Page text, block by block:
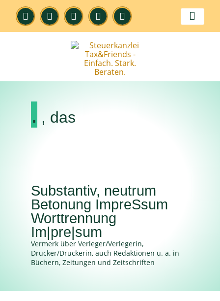
. , das
Substantiv, neutrum
Betonung ImpreSsum
Worttrennung
Im|pre|sum
Vermerk über Verleger/Verlegerin,
Drucker/Druckerin, auch Redaktionen u. a. in
Büchern, Zeitungen und Zeitschriften